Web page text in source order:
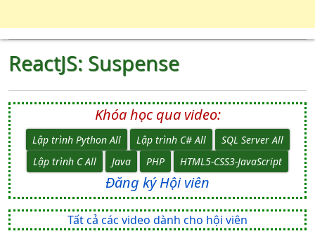
ReactJS: Suspense
Khóa học qua video:
Lập trình Python All Lập trình C# All
SQL Server All
Lập trình C All
Java PHP HTML5-CSS3-JavaScript
Đăng ký Hội viên
Tất cả các video dành cho hội viên